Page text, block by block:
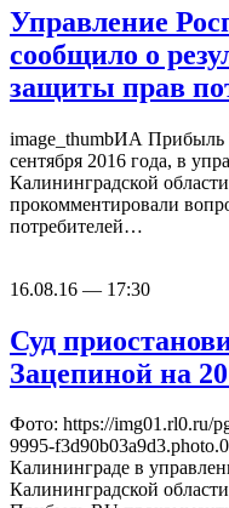
Управление
сообщило о
защиты прав
image_thumbИА Прибыль
сентября 2016 года, в
Калининградской
прокомментировали
потребителей…
16.08.16 — 17:30
Суд
Зацепиной на
Фото: https://img01.rl0.ru/
9995-
Калининграде в
Калининградской